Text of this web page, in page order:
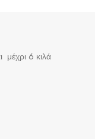
μέχρι 6 κιλά